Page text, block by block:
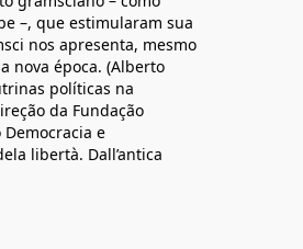
–, que estimularam sua
nos apresenta, mesmo
nova época. (Alberto
políticas na
da Fundação
e
libertà. Dall’antica